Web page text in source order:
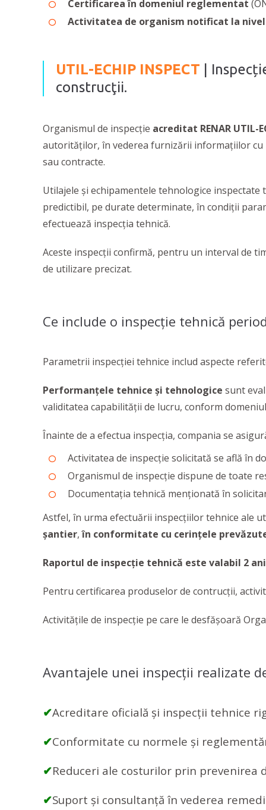
Certificarea în domeniul reglementat
Activitatea de organism notificat la
UTIL-ECHIP INSPECT |
construcţii.
Organismul de inspecție acreditat RENAR UTIL-
autorităților, în vederea furnizării informațiilor cu
sau contracte.
Utilajele și echipamentele tehnologice
predictibil, pe durate determinate, în condiţii
efectuează inspecția tehnică.
Aceste inspecții confirmă, pentru un interval de
de utilizare precizat.
Ce include o inspecţie tehnică
Parametrii inspecției tehnice includ aspecte
Performanţele tehnice și tehnologice sunt
validitatea capabilităţii de lucru, conform
Înainte de a efectua inspecția, compania se
Activitatea de inspecție solicitată se află în
Organismul de inspecție dispune de toate
Documentația tehnică menționată în
Astfel, în urma efectuării inspecțiilor tehnice ale
șantier,în conformitate cu cerințele
Raportul de inspecţie tehnică este valabil 2 ani
Pentru certificarea produselor de contrucţii,
Activitățile de inspecție pe care le desfășoară
Avantajele unei inspecţii realizate
✔Acreditare oficială și inspecții tehnice
✔Conformitate cu normele și
✔Reduceri ale costurilor prin prevenirea
✔Suport și consultanță în vederea